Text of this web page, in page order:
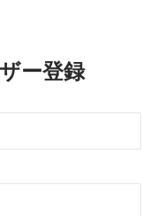
ー登録